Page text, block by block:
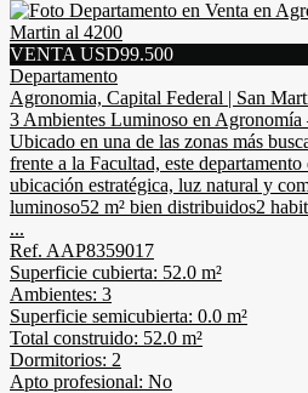
VENTA USD99.500
Departamento
Agronomia, Capital Federal | San
3 Ambientes Luminoso en Agronomía
Ubicado en una de las zonas más
frente a la Facultad, este
ubicación estratégica, luz natural y
luminoso52 m² bien distribuidos2
...
Ref. AAP8359017
Superficie cubierta: 52.0 m²
Ambientes: 3
Superficie semicubierta: 0.0 m²
Total construido: 52.0 m²
Dormitorios: 2
Apto profesional: No